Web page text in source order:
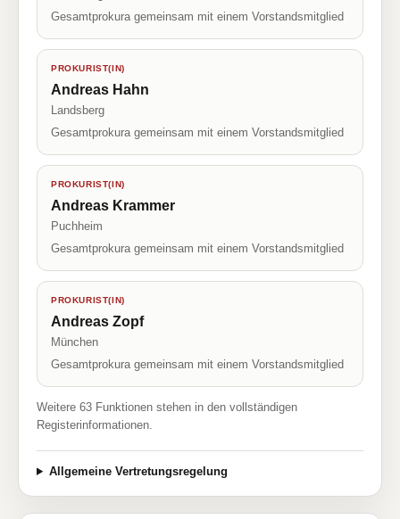
Gesamtprokura gemeinsam mit einem Vorstandsmitglied
PROKURIST(IN)
Andreas Hahn
Landsberg
Gesamtprokura gemeinsam mit einem Vorstandsmitglied
PROKURIST(IN)
Andreas Krammer
Puchheim
Gesamtprokura gemeinsam mit einem Vorstandsmitglied
PROKURIST(IN)
Andreas Zopf
München
Gesamtprokura gemeinsam mit einem Vorstandsmitglied
Weitere 63 Funktionen stehen in den vollständigen
Registerinformationen.
Allgemeine Vertretungsregelung